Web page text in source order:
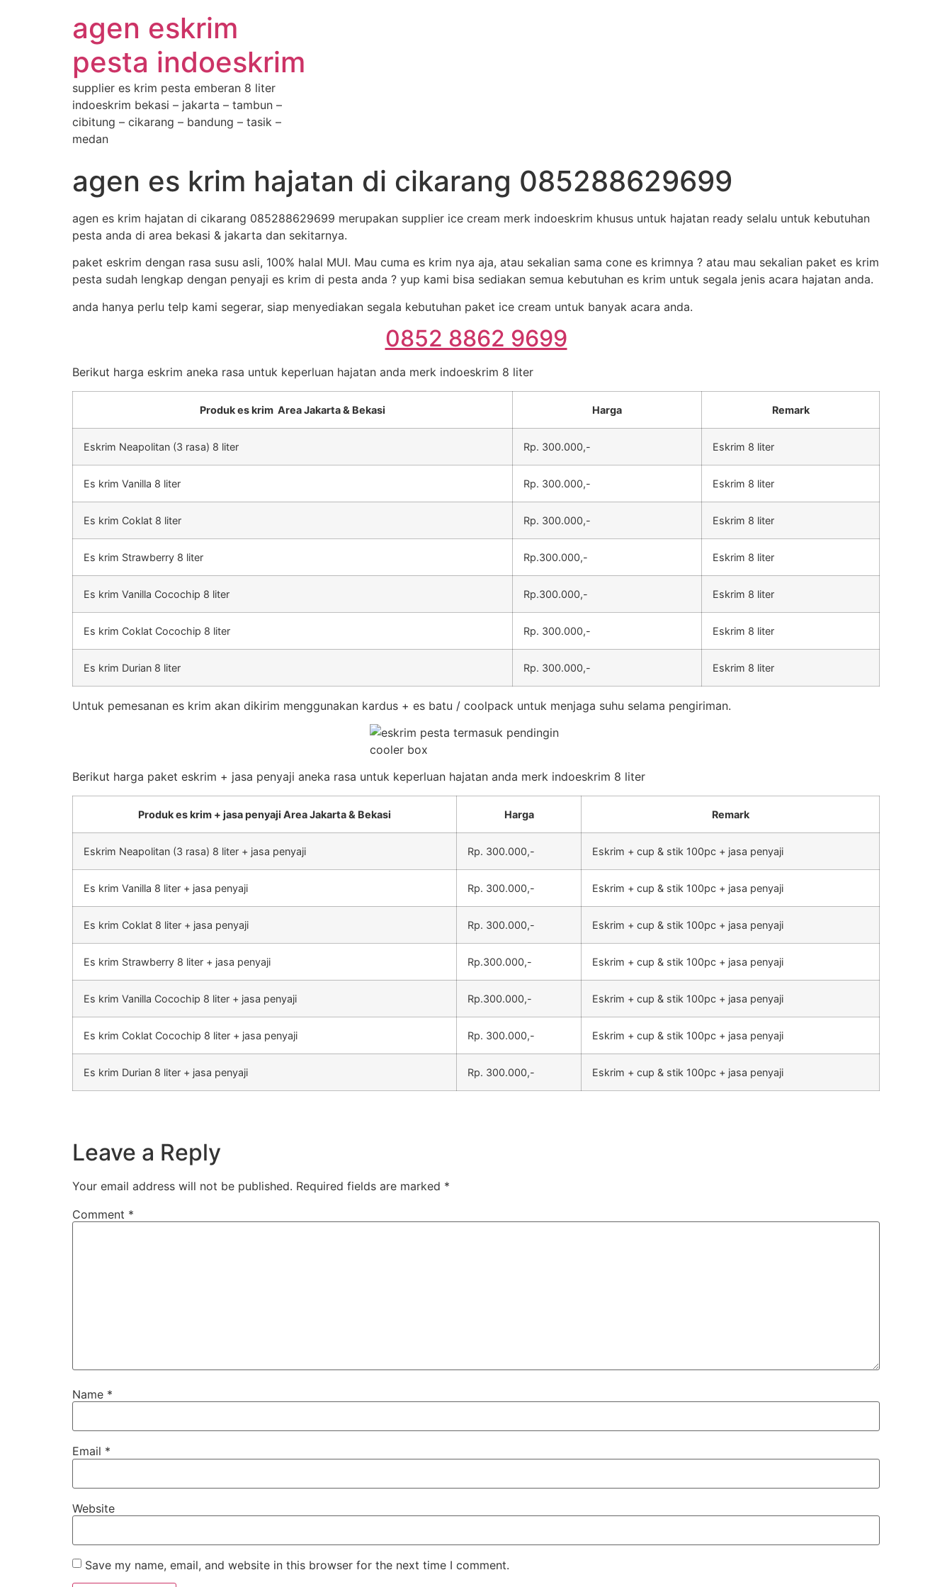
agen eskrim
pesta indoeskrim
supplier es krim pesta emberan 8 liter
indoeskrim bekasi – jakarta – tambun –
cibitung – cikarang – bandung – tasik –
medan
agen es krim hajatan di cikarang 085288629699
agen es krim hajatan di cikarang 085288629699 merupakan supplier ice cream merk indoeskrim khusus untuk hajatan ready selalu untuk kebutuhan
pesta anda di area bekasi & jakarta dan sekitarnya.
paket eskrim dengan rasa susu asli, 100% halal MUI. Mau cuma es krim nya aja, atau sekalian sama cone es krimnya ? atau mau sekalian paket es krim
pesta sudah lengkap dengan penyaji es krim di pesta anda ? yup kami bisa sediakan semua kebutuhan es krim untuk segala jenis acara hajatan anda.
anda hanya perlu telp kami segerar, siap menyediakan segala kebutuhan paket ice cream untuk banyak acara anda.
0852 8862 9699
Berikut harga eskrim aneka rasa untuk keperluan hajatan anda merk indoeskrim 8 liter
Produk es krim Area Jakarta & Bekasi Harga Remark
Eskrim Neapolitan (3 rasa) 8 liter Rp. 300.000,- Eskrim 8 liter
Es krim Vanilla 8 liter Rp. 300.000,- Eskrim 8 liter
Es krim Coklat 8 liter Rp. 300.000,- Eskrim 8 liter
Es krim Strawberry 8 liter Rp.300.000,- Eskrim 8 liter
Es krim Vanilla Cocochip 8 liter Rp.300.000,- Eskrim 8 liter
Es krim Coklat Cocochip 8 liter Rp. 300.000,- Eskrim 8 liter
Es krim Durian 8 liter Rp. 300.000,- Eskrim 8 liter
Untuk pemesanan es krim akan dikirim menggunakan kardus + es batu / coolpack untuk menjaga suhu selama pengiriman.
Berikut harga paket eskrim + jasa penyaji aneka rasa untuk keperluan hajatan anda merk indoeskrim 8 liter
Produk es krim + jasa penyaji Area Jakarta & Bekasi Harga Remark
Eskrim Neapolitan (3 rasa) 8 liter + jasa penyaji Rp. 300.000,- Eskrim + cup & stik 100pc + jasa penyaji
Es krim Vanilla 8 liter + jasa penyaji Rp. 300.000,- Eskrim + cup & stik 100pc + jasa penyaji
Es krim Coklat 8 liter + jasa penyaji Rp. 300.000,- Eskrim + cup & stik 100pc + jasa penyaji
Es krim Strawberry 8 liter + jasa penyaji Rp.300.000,- Eskrim + cup & stik 100pc + jasa penyaji
Es krim Vanilla Cocochip 8 liter + jasa penyaji Rp.300.000,- Eskrim + cup & stik 100pc + jasa penyaji
Es krim Coklat Cocochip 8 liter + jasa penyaji Rp. 300.000,- Eskrim + cup & stik 100pc + jasa penyaji
Es krim Durian 8 liter + jasa penyaji Rp. 300.000,- Eskrim + cup & stik 100pc + jasa penyaji
Leave a Reply
Your email address will not be published. Required fields are marked *
Comment *
Name *
Email *
Website
Save my name, email, and website in this browser for the next time I comment.